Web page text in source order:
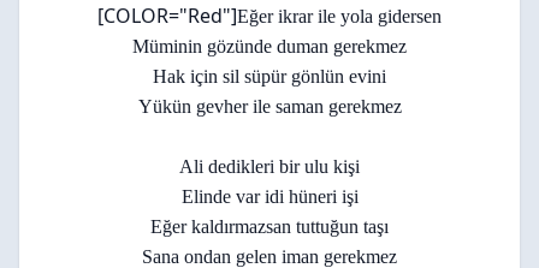
[COLOR="Red"]Eğer ikrar ile yola gidersen
Müminin gözünde duman gerekmez
Hak için sil süpür gönlün evini
Yükün gevher ile saman gerekmez
Ali dedikleri bir ulu kişi
Elinde var idi hüneri işi
Eğer kaldırmazsan tuttuğun taşı
Sana ondan gelen iman gerekmez